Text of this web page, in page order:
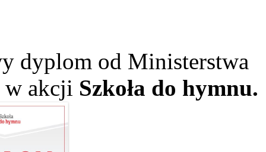
dyplom od Ministerstwa
w akcji Szkoła do hymnu.